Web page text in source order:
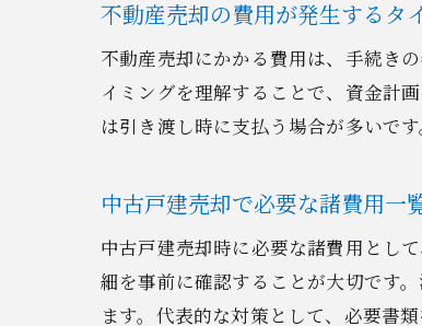
不動産売却の費用が発生するタ
不動産売却にかかる費用は、手続き
イミングを理解することで、資金計
は引き渡し時に支払う場合が多いで
中古戸建売却で必要な諸費用一
中古戸建売却時に必要な諸費用とし
細を事前に確認することが大切です
ます。代表的な対策として、必要書